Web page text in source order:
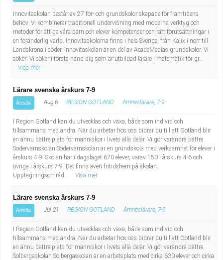
Innovitaskolan består av 27 för- och grundskolor skapade för framtidens
behov. Vi kombinerar traditionell undervisning med moderna verktyg och
metoder för att ge våra barn och elever kompetenser och rätt förutsättningar i
en föränderlig värld. Innovitaskolorna finns i hela Sverige, från Kalix i norr till
Landskrona i söder. Innovitaskolan är en del av AcadeMedias grundskolor. Vi
söker: Vi söker i första hand dig som är utbildad lärare i matematik för gr...
Visa mer
Lärare svenska årskurs 7-9
Ansök Aug 6 REGION GOTLAND Ämneslärare, 7-9
I Region Gotland kan du utvecklas och växa, både som individ och
tillsammans med andra. När du arbetar hos oss bidrar du till att Gotland blir
en ännu bättre plats för människor i livets alla delar. Vi gör varandra bättre.
Södervärnskolan Södervärnskolan är en grundskola med verksamhet för elever i
årskurs 4-9. Skolan har i dagsläget 670 elever, varav 150 i årskurs 4-6 och
övriga i årskurs 7-9. Det finns även fritidshem på skolan.
Upptagningsområd...
Visa mer
Lärare svenska årskurs 7-9
Ansök Jul 21 REGION GOTLAND Ämneslärare, 7-9
I Region Gotland kan du utvecklas och växa, både som individ och
tillsammans med andra. När du arbetar hos oss bidrar du till att Gotland blir
en ännu bättre plats för människor i livets alla delar. Vi gör varandra bättre.
Solbergaskolan Solbergaskolan är en arbetsplats med cirka 630 elever och cirka